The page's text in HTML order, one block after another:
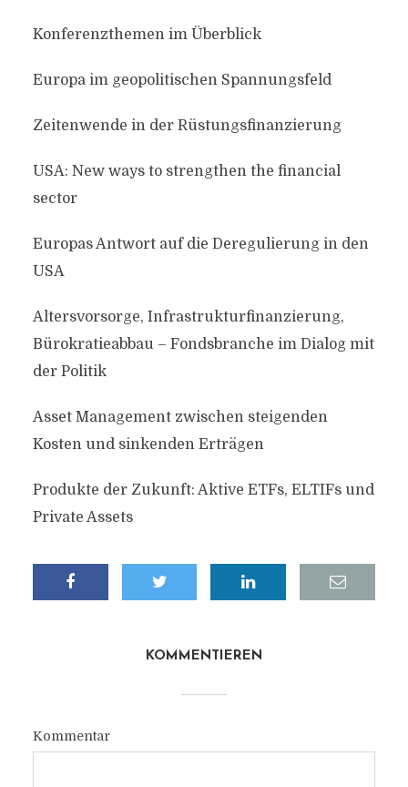
Konferenzthemen im Überblick
Europa im geopolitischen Spannungsfeld
Zeitenwende in der Rüstungsfinanzierung
USA: New ways to strengthen the financial
sector
Europas Antwort auf die Deregulierung in den
USA
Altersvorsorge, Infrastrukturfinanzierung,
Bürokratieabbau – Fondsbranche im Dialog mit
der Politik
Asset Management zwischen steigenden
Kosten und sinkenden Erträgen
Produkte der Zukunft: Aktive ETFs, ELTIFs und
Private Assets
KOMMENTIEREN
Kommentar